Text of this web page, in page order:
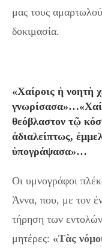
μας τους
δοκιμασία.
«Χαίροις ἡ νοητὴ
θεόβλαστον τῷ
ἀδιαλείπτως,
ὑπογράψασα»…
Οι υμνογράφοι
Άννα, που, με τον
τήρηση των
μητέρες: «Τὰς